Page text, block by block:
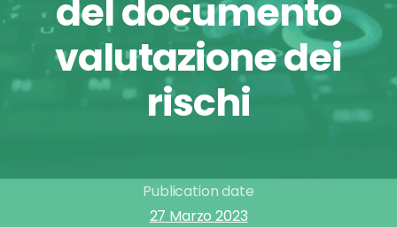
del documento
valutazione dei
rischi
Publication date
27 Marzo 2023